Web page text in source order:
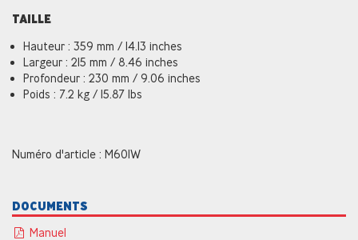
TAILLE
Hauteur : 359 mm / 14.13 inches
Largeur : 215 mm / 8.46 inches
Profondeur : 230 mm / 9.06 inches
Poids : 7.2 kg / 15.87 lbs
Numéro d'article : M601W
DOCUMENTS
Manuel